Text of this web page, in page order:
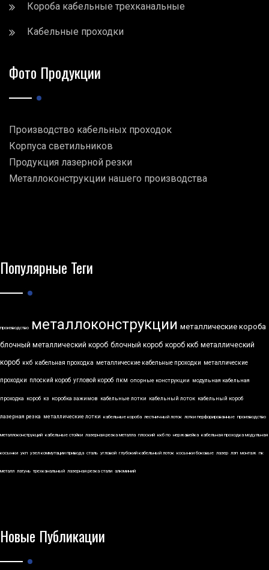
Короба кабельные трехканальные
Кабельные проходки
Фото Продукции
Производство кабельных проходок
Корпуса светильников
Продукция лазерной резки
Металлоконструкции нашего производства
Популярные Теги
производство металлоконструкции металлические короба
блочный металлический короб блочный короб короб ккб металлический
короб ккб кабельная проходка металлические кабельные проходки металлические
проходки плоский короб угловой короб пкм опорные конструкции модульная кабельная
проходка короб кз коробка зажимов кабельные лотки кабельный лоток кабельный короб
лазерная резка металлические лотки кабельные короба лестничный лоток лотки перфорированные производство
металлоконструкций кабельные стойки лазерная резка металла плоский ккб по нержавейка кабельная проходка модульная
косынки укп узел коммутации привода сталь угловой глубокий кабельный лоток косынки боковые лазер лэп монтаж пк
металл латунь трехканальный лазерная резка стали алюминий
Новые Публикации